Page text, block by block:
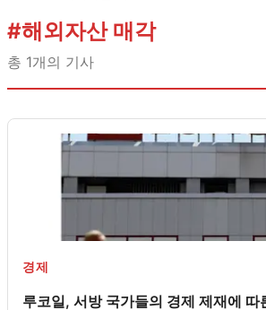
#해외자산 매각
총 1개의 기사
경제
루코일, 서방 국가들의 경제 제재에 따